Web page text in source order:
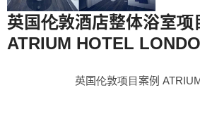
英国伦敦酒店整体浴室项
ATRIUM HOTEL
英国伦敦项目案例